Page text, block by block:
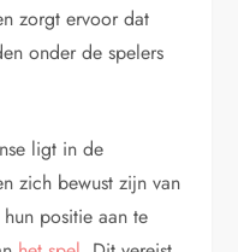
zorgt ervoor dat
onder de spelers
ligt in de
zich bewust zijn van
positie aan te